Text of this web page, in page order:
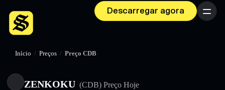
Descarregar agora Menu
Início / Preços / Preço CDB
ZENKOKU (CDB) Preço Hoje